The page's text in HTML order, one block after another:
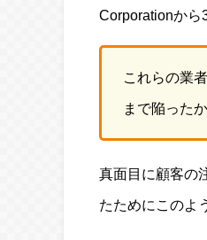
Corporationから
これらの業
まで陥った
真面目に顧客の
たためにこのよ